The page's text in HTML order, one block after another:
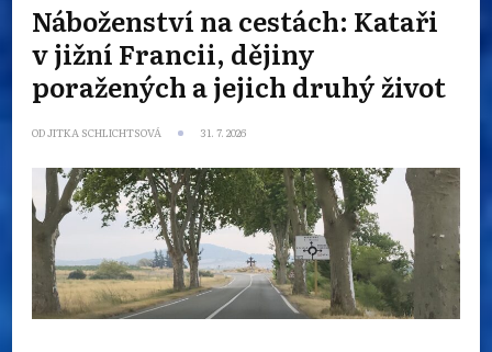
Náboženství na cestách: Kataři
v jižní Francii, dějiny
poražených a jejich druhý život
ODJITKA SCHLICHTSOVÁ 31. 7. 2026